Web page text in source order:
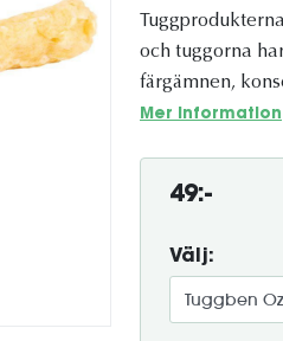
och tuggorna
färgämnen,
Mer information
49:-
Välj: